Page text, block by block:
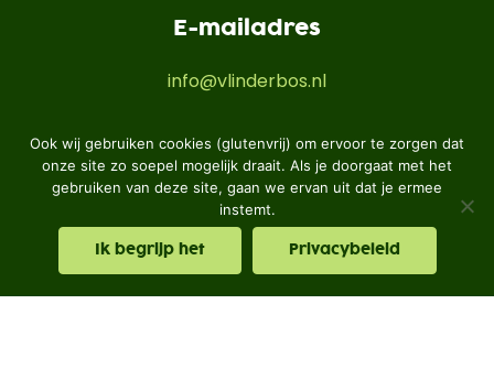
E-mailadres
info@vlinderbos.nl
Volg ons
© Vlinderbos 2026 - Alle rechten voorbehouden.
Ook wij gebruiken cookies (glutenvrij) om ervoor te zorgen dat
onze site zo soepel mogelijk draait. Als je doorgaat met het
gebruiken van deze site, gaan we ervan uit dat je ermee
instemt.
Ik begrijp het Privacybeleid